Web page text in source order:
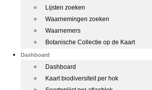
Lijsten zoeken
Waarnemingen zoeken
Waarnemers
Botanische Collectie op de Kaart
Dashboard
Dashboard
Kaart biodiversiteit per hok